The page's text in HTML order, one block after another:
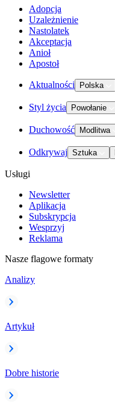
Adopcja
Uzależnienie
Nastolatek
Akceptacja
Anioł
Apostoł
Aktualności Polska
Styl życia Powołanie
Duchowość Modlitwa
Odkrywaj Sztuka
Usługi
Newsletter
Aplikacja
Subskrypcja
Wesprzyj
Reklama
Nasze flagowe formaty
Analizy
Artykuł
Dobre historie